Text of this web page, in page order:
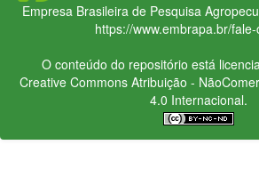
Empresa Brasileira de Pesquisa
https://www.embrapa.br/
O conteúdo do repositório está
Creative CommonsAtribuição -
4.0 Internacional.